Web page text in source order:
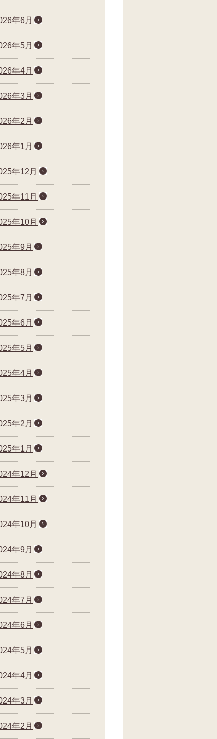
年6月
年5月
年4月
年3月
年2月
年1月
年12月
年11月
年10月
年9月
年8月
年7月
年6月
年5月
年4月
年3月
年2月
年1月
年12月
年11月
年10月
年9月
年8月
年7月
年6月
年5月
年4月
年3月
年2月